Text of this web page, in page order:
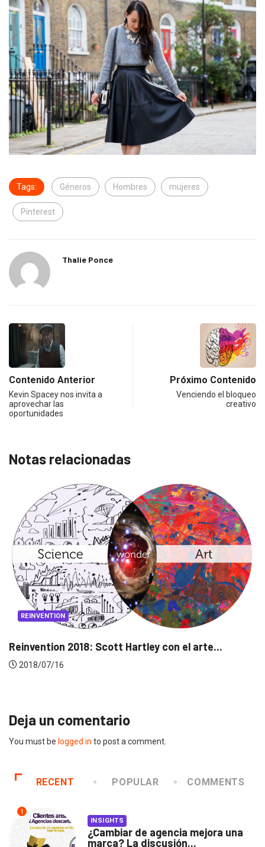
Tags: Géneros Hombres mujeres
Pinterest
Thalie Ponce
Contenido Anterior
Kevin Spacey nos invita a
aprovechar las
oportunidades
Próximo Contenido
Venciendo el bloqueo
creativo
Notas relacionadas
PUBLICIDAD PUBLICIDAD LOCAL
3 mujeres ecuatorianas ganan en el Golden...
Deja un comentario
You must be logged in to post a comment.
RECENT POPULAR COMMENTS
1
INSIGHTS
¿Cambiar de agencia mejora una
marca? La discusión...